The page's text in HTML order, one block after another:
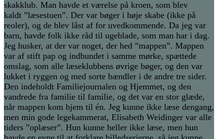
skakklub. Man havde et værelse på kroen, som blev
kaldt ”læsestuen”. Der var bøger i høje skabe (ikke på
reoler), og de blev låst af for uvedkommende. Da jeg var
barn, havde folk ikke råd til ugeblade, som man har i dag.
Jeg husker, at der var noget, der hed ”mappen”. Mappen
var af stift pap og indbundet i samme mørke, spættede
omslag, som alle læseklubbens øvrige bøger, og den var
lukket i ryggen og med sorte bændler i de andre tre sider.
Den indeholdt Familiejournalen og Hjemmet, og den
vandrede fra familie til familie, og det var en stor glæde,
når mappen kom hjem til én. Jeg kunne ikke læse dengang,
men min gode legekammerat, Elisabeth Weidinger var alle
tiders ”oplæser”. Hun kunne heller ikke læse, men hun